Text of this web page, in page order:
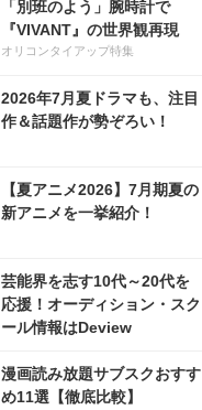
「別班のよう」腕時計で
『VIVANT』の世界観再現
オリコンタイアップ特集
2026年7月夏ドラマも、注目
作＆話題作が勢ぞろい！
【夏アニメ2026】7月期夏の
新アニメを一挙紹介！
芸能界を志す10代～20代を
応援！オーディション・スク
ール情報はDeview
漫画読み放題サブスクおすす
め11選【徹底比較】